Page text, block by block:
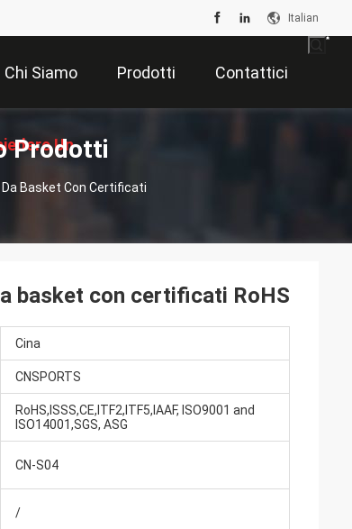
Italian
Chi Siamo Prodotti Contattici
Un
Prodotti
Basket Con Certificati
basket con certificati RoHS
Cina
CNSPORTS
RoHS,ISSS,CE,ITF2,ITF5,IAAF, ISO9001 and
ISO14001,SGS, ASG
CN-S04
/